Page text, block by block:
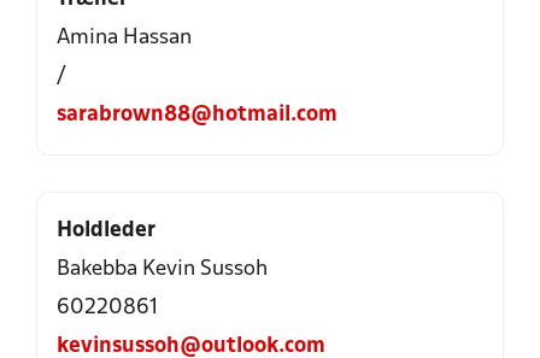
Amina Hassan
/
sarabrown88@hotmail.com
Holdleder
Bakebba Kevin Sussoh
60220861
kevinsussoh@outlook.com